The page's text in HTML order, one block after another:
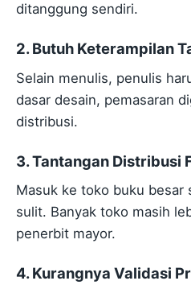
ditanggung sendiri.
2. Butuh Keterampilan
Selain menulis, penulis
dasar desain, pemasaran
distribusi.
3. Tantangan Distribusi
Masuk ke toko buku besar
sulit. Banyak toko masih
penerbit mayor.
4. Kurangnya Validasi